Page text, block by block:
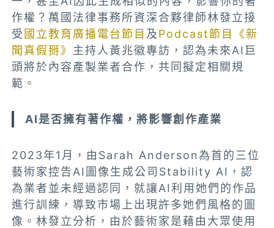
作權？萬國法律事務所資深合夥律師林發立接
受 國立教育廣播電台節目 及Podcast節目《新
聞真假掰》 主持人黃兆徽專訪，認為未來AI巨
頭將於內容產製業者合作，共同擬定相關規
範。
AI是否擁有著作權，將影響創作產業
2023年1月，由Sarah Anderson為首的三位
藝術家控告AI圖像生成公司Stability AI，認
為業者並未經過認同，就讓AI利用她們的作品
進行訓練，導致市場上出現許多她們風格的圖
像。林發立分析，由於藝術家是藉由大眾使用